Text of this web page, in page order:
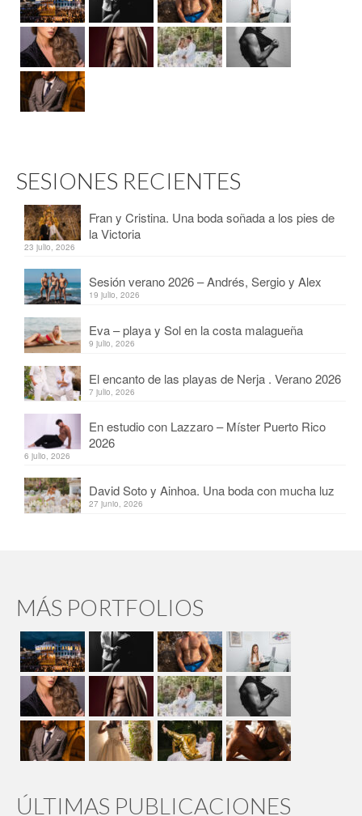
SESIONES RECIENTES
Fran y Cristina. Una boda soñada a los pies de
la Victoria
23 julio, 2026
Sesión verano 2026 – Andrés, Sergio y Alex
19 julio, 2026
Eva – playa y Sol en la costa malagueña
9 julio, 2026
El encanto de las playas de Nerja . Verano 2026
7 julio, 2026
En estudio con Lazzaro – Míster Puerto Rico
2026
6 julio, 2026
David Soto y Ainhoa. Una boda con mucha luz
27 junio, 2026
MÁS PORTFOLIOS
ÚLTIMAS PUBLICACIONES